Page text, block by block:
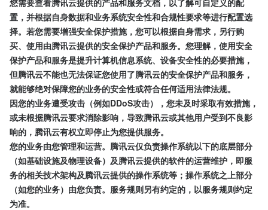
您需要查看腾讯云提供的产品和服务文档，以了解可自定义的配
置，并根据自身数据和业务系统安全性和合规性要求等进行配置选
择。若您需要增强安全保护措施，您可以根据自身需求，另行购
买、使用由腾讯云提供的安全保护产品和服务。您理解，使用安全
保护产品和服务是提升计算机信息系统、设备安全性的必要措施，
但腾讯云不能也无法保证您使用了腾讯云的安全保护产品和服务，
就能够绝对保障您的业务的安全性或符合任何适用法律法规。
因您的业务遭受攻击（例如DDoS攻击），您未及时采取有效措施，
或未根据腾讯云要求消除影响，导致腾讯云或其他用户受到不良影
响的，腾讯云有权立即停止为您提供服务。
您的业务由您管理和运营。腾讯云仅负责操作系统以下的底层部分
（如基础设施及物理设备）及腾讯云提供的软件的运营维护，即服
务的相关技术架构及腾讯云提供的操作系统等；操作系统之上部分
（如您的业务）由您负责。服务规则另有约定的，以服务规则约定
为准。